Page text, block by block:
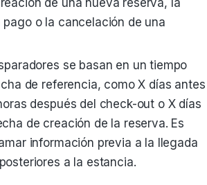
de una nueva reserva, la
o la cancelación de una
se basan en un tiempo
de referencia, como X días antes
después del check-out o X días
de creación de la reserva. Es
información previa a la llegada
a la estancia.